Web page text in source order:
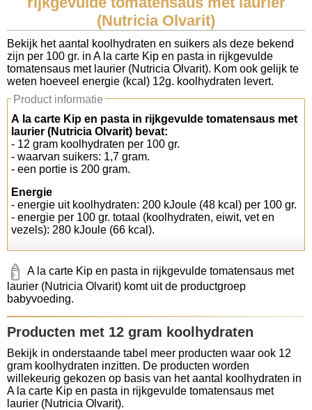
Koolhydraten tellen
Links
(Nutricia Olvarit)
Bekijk het aantal koolhydraten en suikers als deze bekend
zijn per 100 gr. in A la carte Kip en pasta in rijkgevulde
tomatensaus met laurier (Nutricia Olvarit). Kom ook gelijk te
weten hoeveel energie (kcal) 12g. koolhydraten levert.
Product informatie
A la carte Kip en pasta in rijkgevulde tomatensaus met
laurier (Nutricia Olvarit) bevat:
- 12 gram koolhydraten per 100 gr.
- waarvan suikers: 1,7 gram.
- een portie is 200 gram.
Energie
- energie uit koolhydraten: 200 kJoule (48 kcal) per 100 gr.
- energie per 100 gr. totaal (koolhydraten, eiwit, vet en
vezels): 280 kJoule (66 kcal).
A la carte Kip en pasta in rijkgevulde tomatensaus met
laurier (Nutricia Olvarit) komt uit de productgroep
babyvoeding.
Producten met 12 gram koolhydraten
Bekijk in onderstaande tabel meer producten waar ook 12
gram koolhydraten inzitten. De producten worden
willekeurig gekozen op basis van het aantal koolhydraten in
A la carte Kip en pasta in rijkgevulde tomatensaus met
laurier (Nutricia Olvarit).